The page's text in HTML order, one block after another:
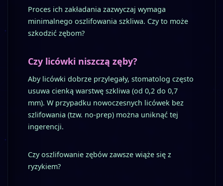
Proces ich zakładania zazwyczaj wymaga
minimalnego oszlifowania szkliwa. Czy to może
szkodzić zębom?
Czy licówki niszczą zęby?
Aby licówki dobrze przylegały, stomatolog często
usuwa cienką warstwę szkliwa (od 0,2 do 0,7
mm). W przypadku nowoczesnych licówek bez
szlifowania (tzw. no-prep) można uniknąć tej
ingerencji.
Czy oszlifowanie zębów zawsze wiąże się z
ryzykiem?